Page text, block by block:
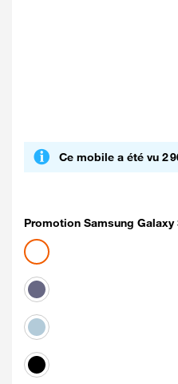
Ce mobile a été vu 2
Promotion Samsung Galaxy
Coloris disponibles
blanc
Violet
Bleu
noir